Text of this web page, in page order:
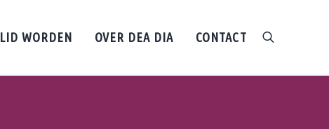
LID WORDEN OVER DEA DIA CONTACT search